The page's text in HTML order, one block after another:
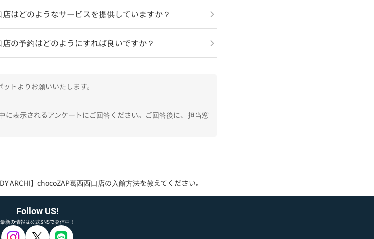
店はどのようなサービスを提供していますか？
の予約はどのようにすれば良いですか？
トよりお願いいたします。
に表示されるアンケートにご回答ください。ご回答後に、担当窓
ARCHI】chocoZAP葛西西口店の入館方法を教えてください。
Follow US!
最新の情報は公式SNSで発信中！